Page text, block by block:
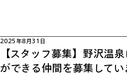
【スタッフ募集】野沢温
ができる仲間を募集してい
2025年8月31日